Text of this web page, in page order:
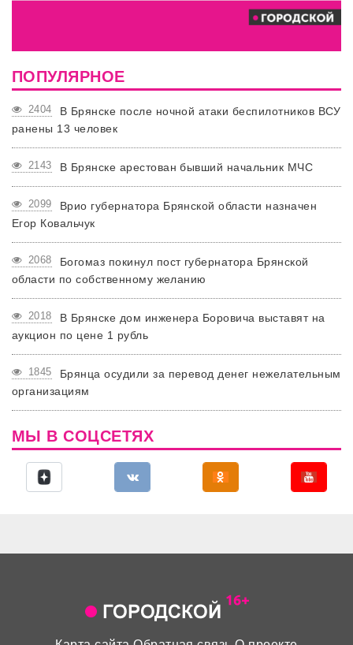
ПОПУЛЯРНОЕ
2404
В Брянске после ночной атаки беспилотников ВСУ
ранены 13 человек
2143 В Брянске арестован бывший начальник МЧС
2099
Врио губернатора Брянской области назначен
Егор Ковальчук
2068
Богомаз покинул пост губернатора Брянской
области по собственному желанию
2018
В Брянске дом инженера Боровича выставят на
аукцион по цене 1 рубль
1845
Брянца осудили за перевод денег нежелательным
организациям
МЫ В СОЦСЕТЯХ